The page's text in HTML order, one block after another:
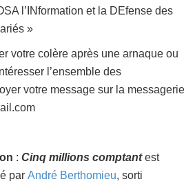
l’INformation et la DEfense des
»
votre colère après une arnaque ou
l’ensemble des
votre message sur la messagerie
: Cinq millions comptantest
par André Berthomieu, sorti